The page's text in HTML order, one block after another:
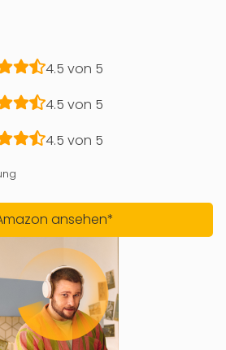
4.5 von 5
4.5 von 5
4.5 von 5
ansehen*